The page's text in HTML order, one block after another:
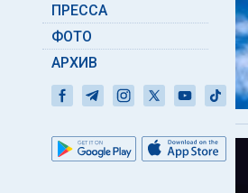
ПРЕССА
ФОТО
АРХИВ